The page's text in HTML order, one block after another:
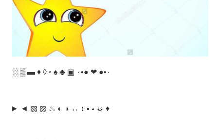
░ ▒ ▬ ♦ ◊ ◦ ♠ ♣ ▣ ۰•● ❤ ●•۰
► ◄ ▧ ▨ ♨ ◐ ◑ ↔ ↕ ▪ ▫ ☼ ♦